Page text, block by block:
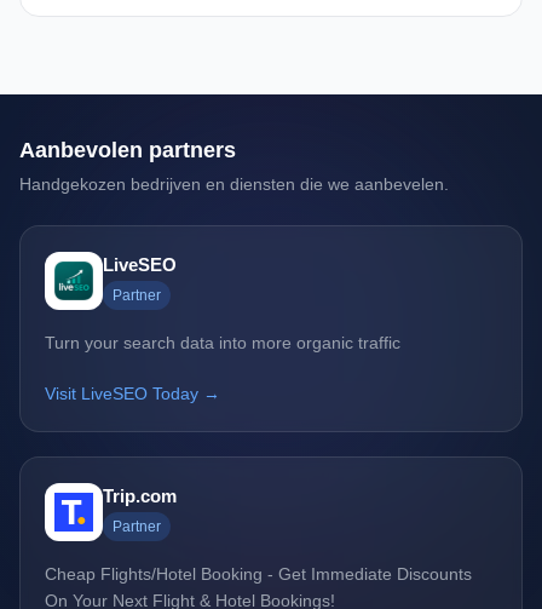
Aanbevolen partners
Handgekozen bedrijven en diensten die we aanbevelen.
LiveSEO
Partner
Turn your search data into more organic traffic
Visit LiveSEO Today →
Trip.com
Partner
Cheap Flights/Hotel Booking - Get Immediate Discounts
On Your Next Flight & Hotel Bookings!